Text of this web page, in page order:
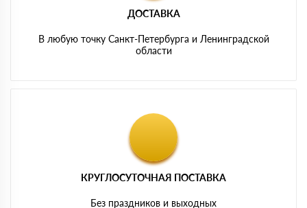
ДОСТАВКА
В любую точку Санкт-Петербурга и Ленинградской
области
КРУГЛОСУТОЧНАЯ ПОСТАВКА
Без праздников и выходных